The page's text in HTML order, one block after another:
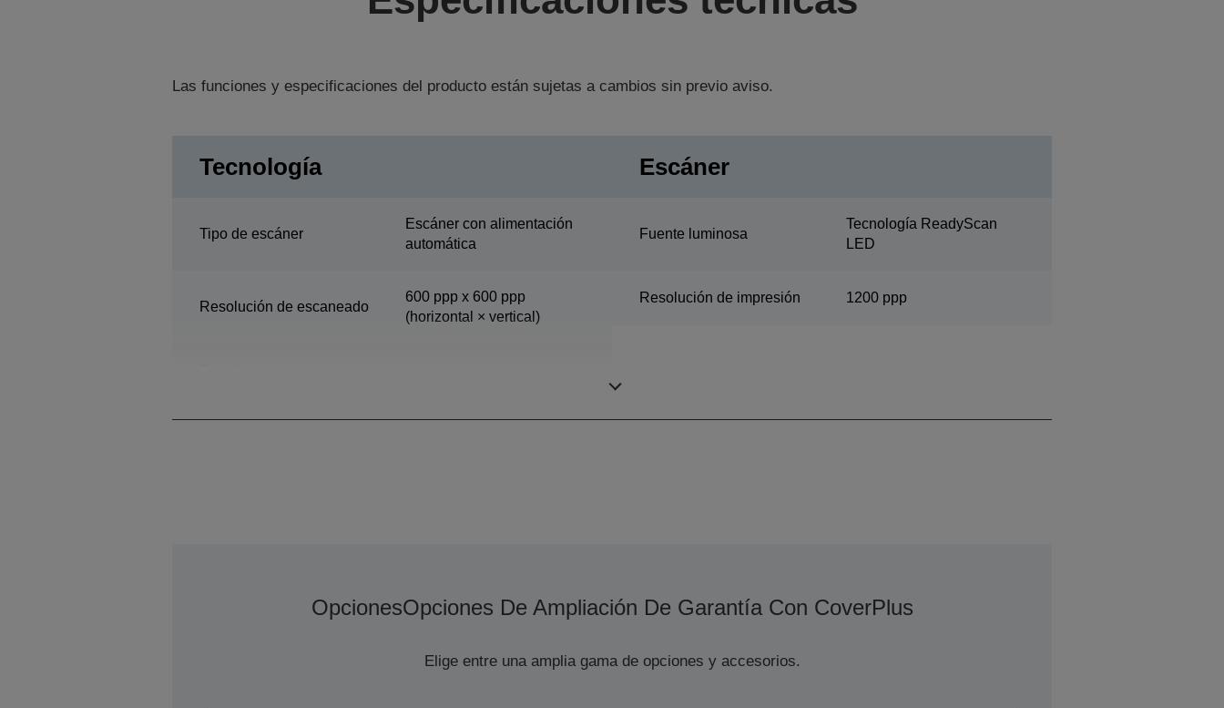
Las funciones y especificaciones del producto están sujetas a cambios sin previo aviso.
Tecnología
Tipo de escáner
Escáner con alimentación
automática
Resolución de escaneado
600 ppp x 600 ppp
(horizontal × vertical)
Escáner
Fuente luminosa
Tecnología ReadyScan
LED
Resolución de impresión 1200 ppp
OpcionesOpciones De Ampliación De Garantía Con CoverPlus
Elige entre una amplia gama de opciones y accesorios.